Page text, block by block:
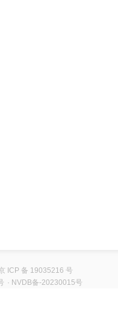
ICP 备 19035216 号
· NVDB备-20230015号